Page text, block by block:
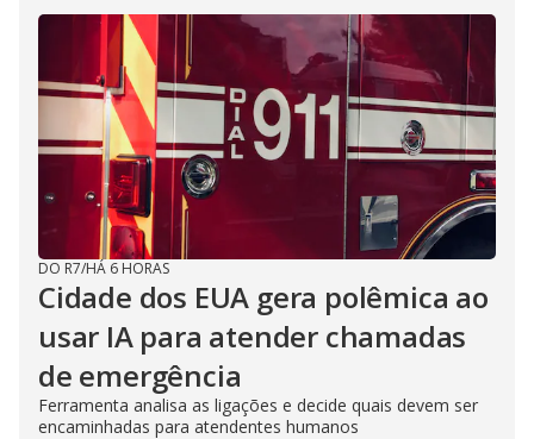
DO R7/HÁ 6 HORAS
Cidade dos EUA gera polêmica ao
usar IA para atender chamadas
de emergência
Ferramenta analisa as ligações e decide quais devem ser
encaminhadas para atendentes humanos